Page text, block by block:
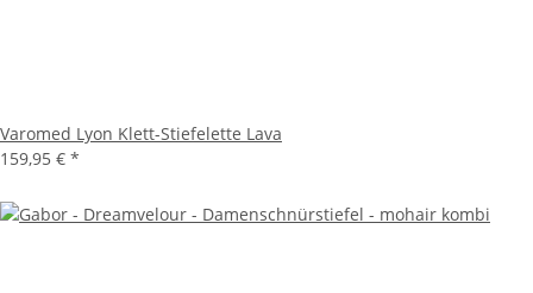
Varomed Lyon Klett-Stiefelette Lava
159,95 € *